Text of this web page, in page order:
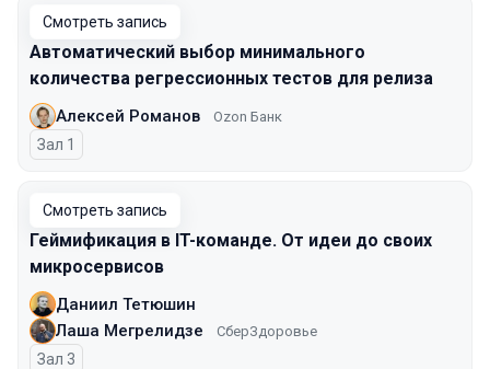
Смотреть запись
Автоматический выбор минимального
количества регрессионных тестов для релиза
Алексей Романов Ozon Банк
Зал 1
Смотреть запись
Геймификация в IT-команде. От идеи до своих
микросервисов
Даниил Тетюшин
Лаша Мегрелидзе
СберЗдоровье
Зал 3